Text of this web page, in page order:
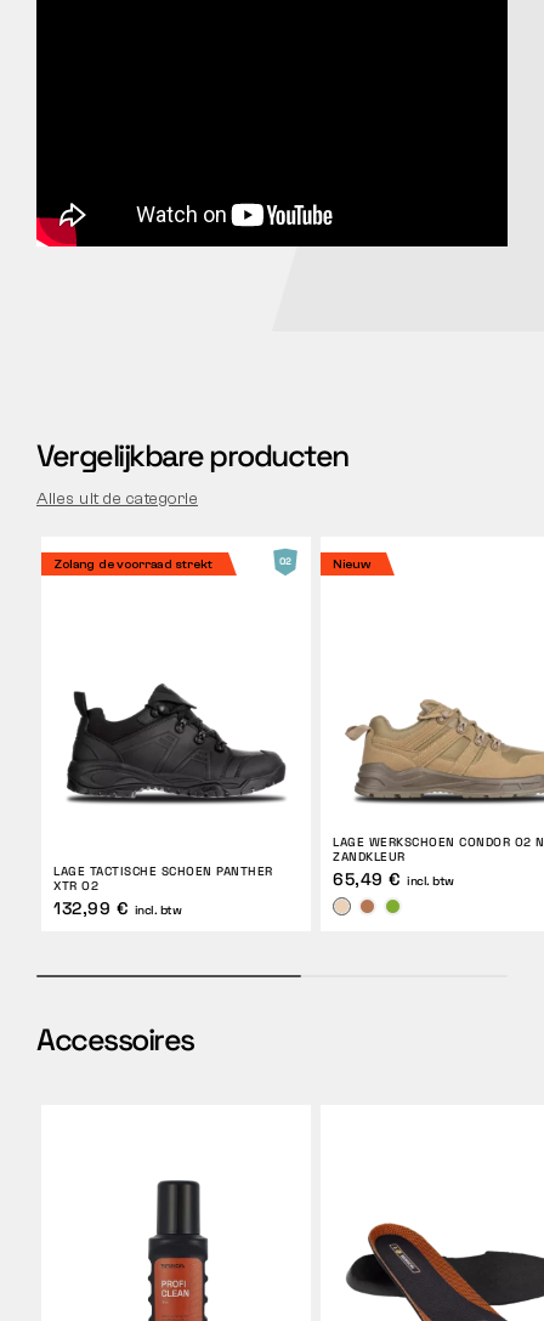
Vergelijkbare producten
Alles uit de categorie
Zolang de voorraad strekt
LAGE TACTISCHE SCHOEN PANTHER
XTR O2
132,99 € incl. btw
Nieuw
LAGE WERKSCHOEN CONDOR O2
ZANDKLEUR
65,49 € incl. btw
Accessoires